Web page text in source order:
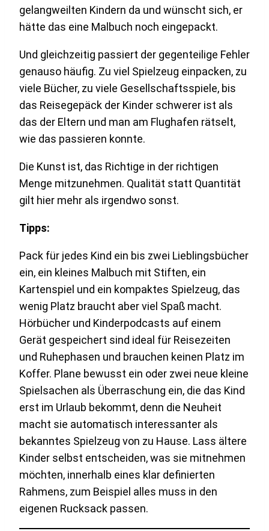
gelangweilten Kindern da und wünscht sich, er
hätte das eine Malbuch noch eingepackt.
Und gleichzeitig passiert der gegenteilige Fehler
genauso häufig. Zu viel Spielzeug einpacken, zu
viele Bücher, zu viele Gesellschaftsspiele, bis
das Reisegepäck der Kinder schwerer ist als
das der Eltern und man am Flughafen rätselt,
wie das passieren konnte.
Die Kunst ist, das Richtige in der richtigen
Menge mitzunehmen. Qualität statt Quantität
gilt hier mehr als irgendwo sonst.
Tipps:
Pack für jedes Kind ein bis zwei Lieblingsbücher
ein, ein kleines Malbuch mit Stiften, ein
Kartenspiel und ein kompaktes Spielzeug, das
wenig Platz braucht aber viel Spaß macht.
Hörbücher und Kinderpodcasts auf einem
Gerät gespeichert sind ideal für Reisezeiten
und Ruhephasen und brauchen keinen Platz im
Koffer. Plane bewusst ein oder zwei neue kleine
Spielsachen als Überraschung ein, die das Kind
erst im Urlaub bekommt, denn die Neuheit
macht sie automatisch interessanter als
bekanntes Spielzeug von zu Hause. Lass ältere
Kinder selbst entscheiden, was sie mitnehmen
möchten, innerhalb eines klar definierten
Rahmens, zum Beispiel alles muss in den
eigenen Rucksack passen.